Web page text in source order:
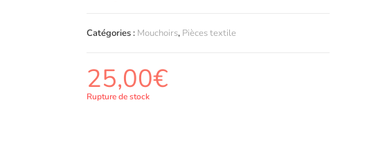
Catégories : Mouchoirs, Pièces textile
25,00€
Rupture de stock